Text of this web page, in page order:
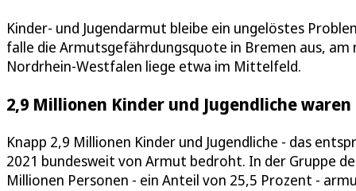
Kinder- und Jugendarmut bleibe ein ungelöstes
falle die Armutsgefährdungsquote in Bremen aus,
Nordrhein-Westfalen liege etwa im Mittelfeld.
2,9 Millionen Kinder und Jugendliche
Knapp 2,9 Millionen Kinder und Jugendliche - das
2021 bundesweit von Armut bedroht. In der Gruppe
Millionen Personen - ein Anteil von 25,5 Prozent -